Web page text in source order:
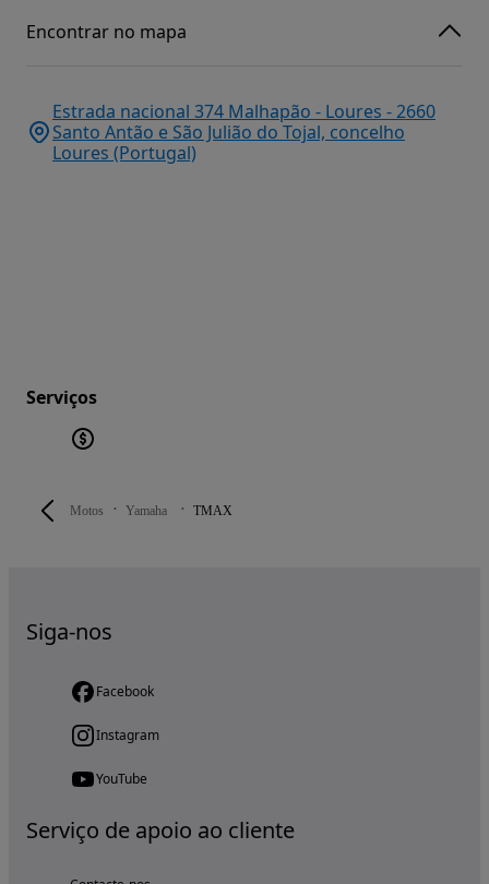
Motos Yamaha TMAX
Encontrar no mapa
Estrada nacional 374 Malhapão - Loures - 2660
Santo Antão e São Julião do Tojal, concelho
Loures (Portugal)
Serviços
Siga-nos
Facebook
Instagram
YouTube
Serviço de apoio ao cliente